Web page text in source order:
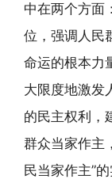
中在两个方面
位，强调人民
命运的根本力
大限度地激发
的民主权利，
群众当家作主
民当家作主”